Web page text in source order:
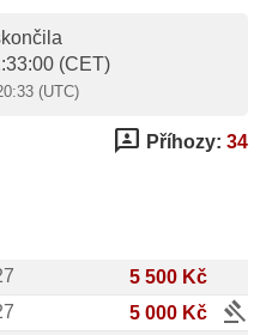
(CET)
(UTC)
3p Příhozy: 34
5 500 Kč
5 000 Kč gavel